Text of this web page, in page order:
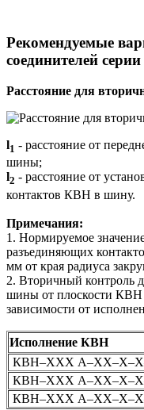
Рекомендуемые
соединителей
Расстояние для
l1 - расстояние от
шины;
l2 - расстояние от
контактов КВН в шину.
Примечания:
1. Нормируемое
разъединяющих
мм от края радиуса
2. Вторичный контроль
шины от плоскости КВН
зависимости от
Исполнение КВН
КВН–ХХХ
КВН–ХХХ
КВН–ХХХ